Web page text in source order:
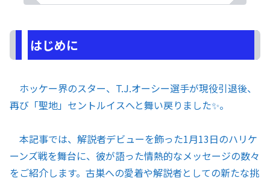
はじめに
ホッケー界のスター、T.J.オーシー選手が現役引退後、
再び「聖地」セントルイスへと舞い戻りました✨。
本記事では、解説者デビューを飾った1月13日のハリケ
ーンズ戦を舞台に、彼が語った情熱的なメッセージの数々
をご紹介します。古巣への愛着や解説者としての新たな挑